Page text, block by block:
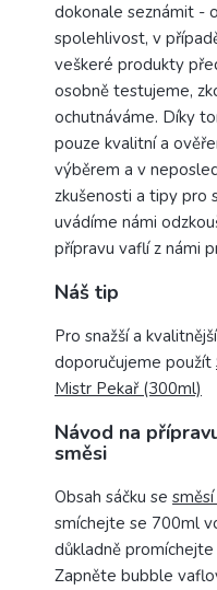
dokonale seznámit -
spolehlivost, v
veškeré produkty
osobně testujeme,
ochutnáváme. Díky
pouze kvalitní a
výběrem a v
zkušenosti a tipy pro
uvádíme námi
přípravu vaflí z námi
Náš tip
Pro snažší a
doporučujeme použít
Mistr Pekař (300ml)
Návod na
směsi
Obsah sáčku se
smíchejte se 700ml
důkladně
Zapněte bubble